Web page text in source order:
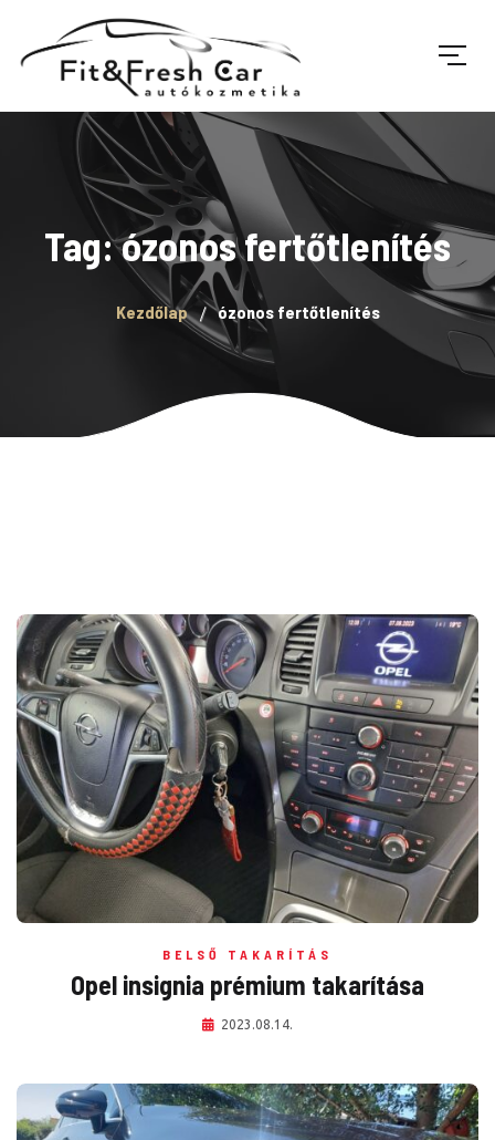
Tag: ózonos fertőtlenítés
Kezdőlap ózonos fertőtlenítés
BELSŐ TAKARÍTÁS
Opel insignia prémium takarítása
2023.08.14.